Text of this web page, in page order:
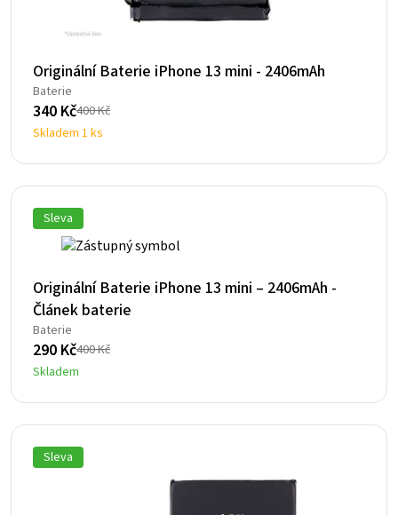
Originální Baterie iPhone 13 mini - 2406mAh
Baterie
400Kč
Původní
cena
byla:
400 Kč.
340 Kč
Aktuální
cena
je:
340 Kč.
Skladem 1 ks
Sleva
Originální Baterie iPhone 13 mini – 2406mAh -
Článek baterie
Baterie
400Kč
Původní
cena
byla:
400 Kč.
290 Kč
Aktuální
cena
je:
290 Kč.
Skladem
Sleva